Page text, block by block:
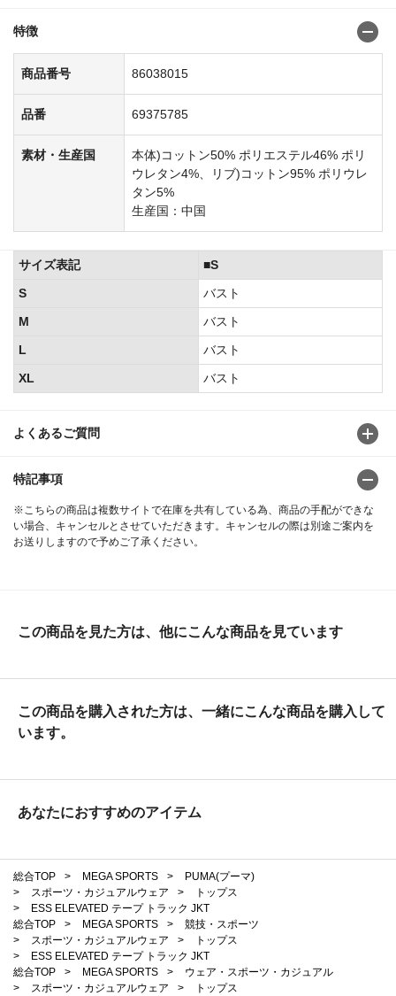
特徴
商品番号 86038015
品番 69375785
素材・生産国
本体)コットン50% ポリエステル46% ポリ
ウレタン4%、リブ)コットン95% ポリウレ
タン5%
生産国：中国
よくあるご質問
特記事項
※こちらの商品は複数サイトで在庫を共有している為、商品の手配ができな
い場合、キャンセルとさせていただきます。キャンセルの際は別途ご案内を
お送りしますので予めご了承ください。
サイズ表記
■S
S
バスト
M
バスト
L
バスト
XL
バスト
この商品を見た方は、他にこんな商品を見ています
この商品を購入された方は、一緒にこんな商品を購入して
います。
あなたにおすすめのアイテム
総合TOP > MEGA SPORTS >
PUMA(プーマ)
>
スポーツ・カジュアルウェア >
トップス
>
ESS ELEVATED テープ トラック JKT
総合TOP
> MEGA SPORTS >
競技・スポーツ
>
スポーツ・カジュアルウェア >
トップス
>
ESS ELEVATED テープ トラック JKT
総合TOP
> MEGA SPORTS >
ウェア・スポーツ・カジュアル
>
スポーツ・カジュアルウェア >
トップス